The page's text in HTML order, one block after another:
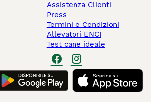
Assistenza Clienti
Press
Termini e Condizioni
Allevatori ENCI
Test cane ideale